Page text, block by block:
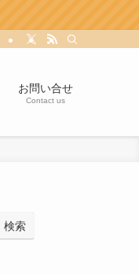
お問い合せ
Contact us
検索